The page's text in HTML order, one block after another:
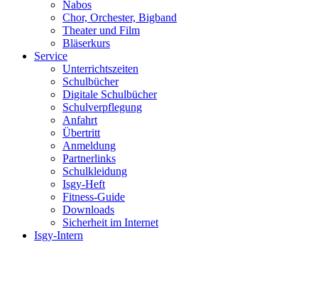
Nabos
Chor, Orchester, Bigband
Theater und Film
Bläserkurs
Service
Unterrichtszeiten
Schulbücher
Digitale Schulbücher
Schulverpflegung
Anfahrt
Übertritt
Anmeldung
Partnerlinks
Schulkleidung
Isgy-Heft
Fitness-Guide
Downloads
Sicherheit im Internet
Isgy-Intern